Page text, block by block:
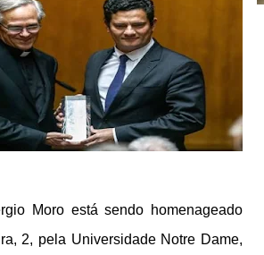
Moro está sendo homenageado
2, pela Universidade Notre Dame,